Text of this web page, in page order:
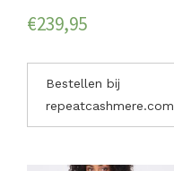
€239,95
Bestellen bij
repeatcashmere.com